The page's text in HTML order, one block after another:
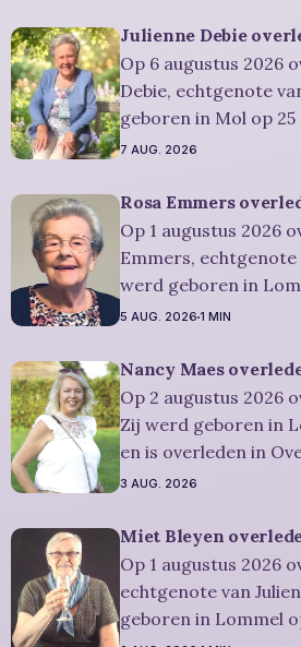
Hij was woonachtig
jaar. Rouwbericht Severens: Er zal een
herdenkingsdienst
vrijdag 14 augustus
Julienne Debie
Op 6 augustus 2026
Debie, echtgenote
geboren in Mol op 25
overleden in Lommel
jaar. Rouwbericht Severens: Er is
gelegenheid om in
persoonlijk
7 AUG. 2026
Rosa Emmers
Op 1 augustus 2026
Emmers,
werd geboren in
is overleden in
Leopoldsburg en
Rouwbericht Severens:
5 AUG. 2026 1 MIN
Nancy Maes
Op 2 augustus 2026
Zij werd geboren in
en is overleden in
2026. Ze was
besloten kring. Er is gelegenheid om in alle
rust
3 AUG. 2026
Miet Bleyen
Op 1 augustus 2026
echtgenote van
geboren in Lommel